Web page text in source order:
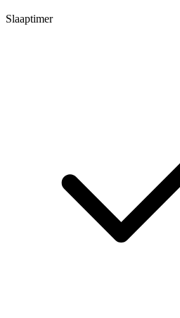
Slaaptimer